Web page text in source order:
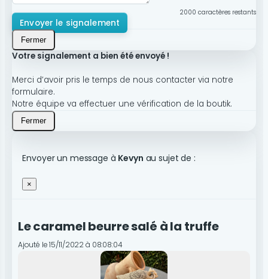
2000 caractères restants
Envoyer le signalement
Fermer
Votre signalement a bien été envoyé !
Merci d’avoir pris le temps de nous contacter via notre
formulaire.
Notre équipe va effectuer une vérification de la boutik.
Fermer
Envoyer un message à Kevyn au sujet de :
×
Le caramel beurre salé à la truffe
Ajouté le 15/11/2022 à 08:08:04